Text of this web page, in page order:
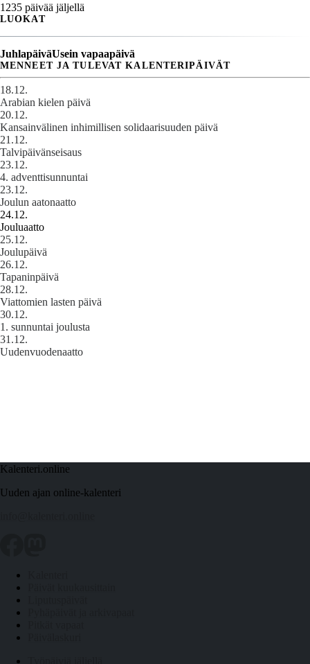
1235 päivää jäljellä
LUOKAT
JuhlapäiväUsein vapaapäivä
MENNEET JA TULEVAT KALENTERIPÄIVÄT
18.12.
Arabian kielen päivä
20.12.
Kansainvälinen inhimillisen solidaarisuuden päivä
21.12.
Talvipäivänseisaus
23.12.
4. adventtisunnuntai
23.12.
Joulun aatonaatto
24.12.
Jouluaatto
25.12.
Joulupäivä
26.12.
Tapaninpäivä
28.12.
Viattomien lasten päivä
30.12.
1. sunnuntai joulusta
31.12.
Uudenvuodenaatto
Kalenteri.online
Uuden ajan online-kalenteri